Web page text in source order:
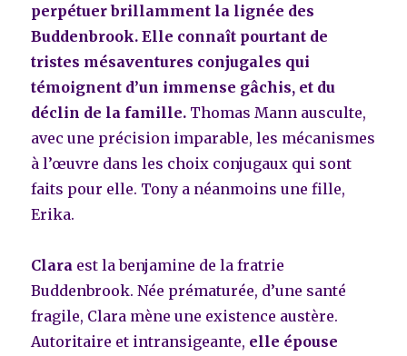
perpétuer brillamment la lignée des
Buddenbrook. Elle connaît pourtant de
tristes mésaventures conjugales qui
témoignent d’un immense gâchis, et du
déclin de la famille. Thomas Mann ausculte,
avec une précision imparable, les mécanismes
à l’œuvre dans les choix conjugaux qui sont
faits pour elle. Tony a néanmoins une fille,
Erika.
Clara est la benjamine de la fratrie
Buddenbrook. Née prématurée, d’une santé
fragile, Clara mène une existence austère.
Autoritaire et intransigeante, elle épouse